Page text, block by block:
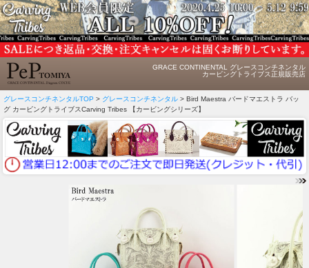
GRACE CONTINENTAL グレースコンチネンタル
カービングトライブス正規販売店
グレースコンチネンタルTOP > グレースコンチネンタル > Bird Maestra バードマエストラ バッ
グ カービングトライブスCarving Tribes 【カービングシリーズ】